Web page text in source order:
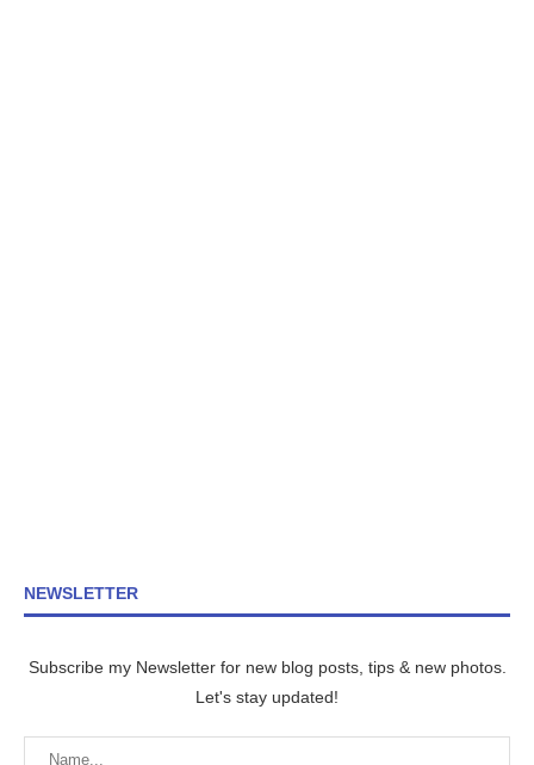
NEWSLETTER
Subscribe my Newsletter for new blog posts, tips & new photos.
Let's stay updated!